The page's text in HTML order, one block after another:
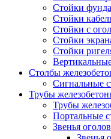
Стойки
Стойки
Стойки с
Стойки
Стойки
Столбы
Сигнальные
Трубы
Трубы
Портальные
Звенья